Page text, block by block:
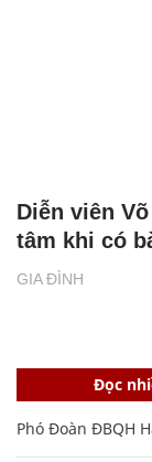
GIA ĐÌNH
Diễn viên
tâm khi có
Đọc
Phó Đoàn ĐBQH